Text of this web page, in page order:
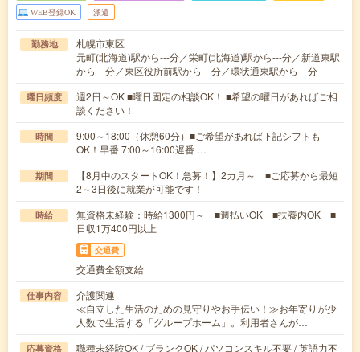
WEB登録OK 派遣
勤務地
札幌市東区
元町(北海道)駅から---分／栄町(北海道)駅から---分／新道東駅
から---分／東区役所前駅から---分／環状通東駅から---分
曜日頻度
週2日～OK ■曜日固定の相談OK！ ■希望の曜日があればご相
談ください！
時間
9:00～18:00（休憩60分）■ご希望があれば下記シフトも
OK！早番 7:00～16:00遅番 …
期間
【8月中のスタートOK！急募！】2カ月～ ■ご応募から最短
2～3日後に就業が可能です！
時給
無資格未経験：時給1300円～ ■週払いOK ■扶養内OK ■
日収1万400円以上
交通費
交通費全額支給
仕事内容
介護関連
≪自立した生活のための見守りやお手伝い！≫お年寄りが少
人数で生活する「グループホーム」。利用者さんが…
応募資格 職種未経験OK / ブランクOK / パソコンスキル不要 / 英語力不